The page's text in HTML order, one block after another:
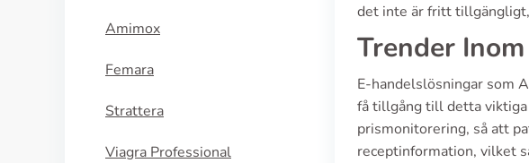
Amimox
Femara
Strattera
Viagra Professional
det inte är fritt
Trender
E-handelslösningar som
få tillgång till detta
prismonitorering, så att
receptinformation, vilket